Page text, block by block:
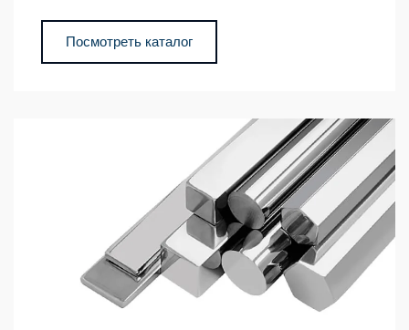
Посмотреть каталог